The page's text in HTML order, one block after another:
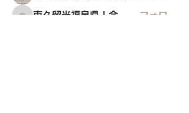
東久留米福島県人会
フォロー